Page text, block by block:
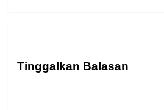
Tinggalkan Balasan